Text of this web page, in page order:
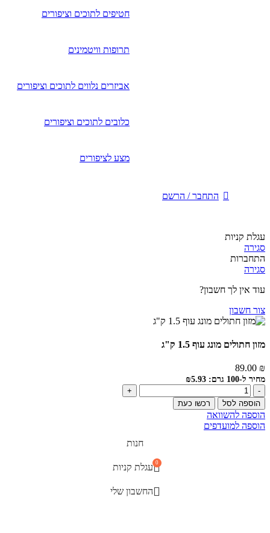
חטיפים לתוכים וציפורים
תרופות וויטמינים
אביזרים נלווים לתוכים וציפורים
כלובים לתוכים וציפורים
מצע לציפורים
התחבר / הרשם
עגלת קניות
סגירה
התחברות
סגירה
עוד אין לך חשבון?
צור חשבון
מזון חתולים מונג עוף 1.5 ק"ג
89.00 ₪
מחיר ל-100 גרם: ₪5.93
הוספה לסל רכשו כעת
הוספה להשוואה
הוספה למועדפים
חנות
0 עגלת קניות
החשבון שלי